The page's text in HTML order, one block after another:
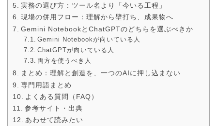
実務の選び方：ツール名より「今いる工程」
現場の併用フロー：理解から壁打ち、成果物へ
Gemini NotebookとChatGPTのどちらを選ぶべきか
Gemini Notebookが向いている人
ChatGPTが向いている人
両方を使うべき人
まとめ：理解と創造を、一つのAIに押し込まない
専門用語まとめ
よくある質問（FAQ）
参考サイト・出典
あわせて読みたい